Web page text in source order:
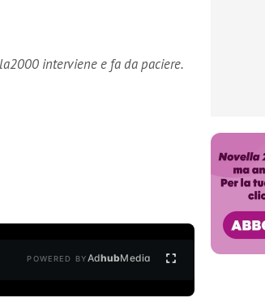
interviene e fa da paciere.
POWERED BYAdhubMedia